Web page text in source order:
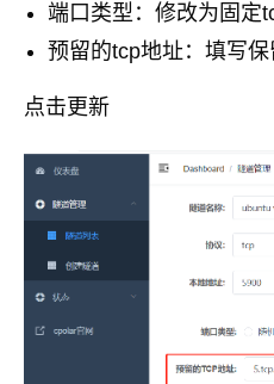
端口类型：修改为固定
预留的tcp地址：填写
点击更新